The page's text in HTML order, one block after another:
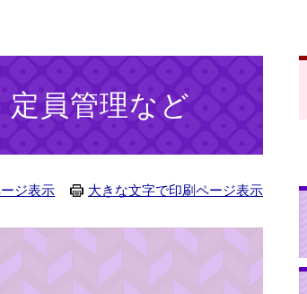
員管理など
ジ表示 大きな文字で印刷ページ表示